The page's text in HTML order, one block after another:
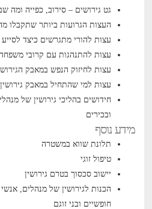
גט גירושים – סירוב, כפייה ומה
העצות הגרועות ביותר שתקבלו
עצות להורי מתגרשים כיצד לסייע
עצות להתנהגות עם קרובי משפחה
עצות לחיזוק הנפש במאבק
עצות למי שהתחיל במאבק גירושין
חידושים בהליכי גירושין של
ובכירים
מידע נוסף
תלונת שווא במשטרה
טיפול זוגי
יישוב סכסוך בטרם גירושין
הכנות לגירושין של מנהלים,
חופשיים ובני זוגם